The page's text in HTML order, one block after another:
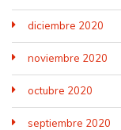
diciembre 2020
noviembre 2020
octubre 2020
septiembre 2020